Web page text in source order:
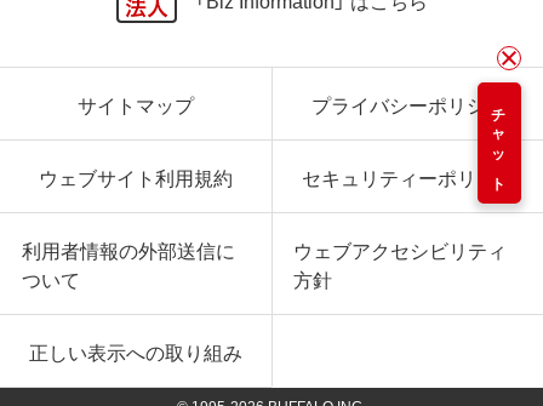
チャット
サイトマップ プライバシーポリシー
ウェブサイト利用規約 セキュリティーポリシー
利用者情報の外部送信に
ついて
ウェブアクセシビリティ
方針
正しい表示への取り組み